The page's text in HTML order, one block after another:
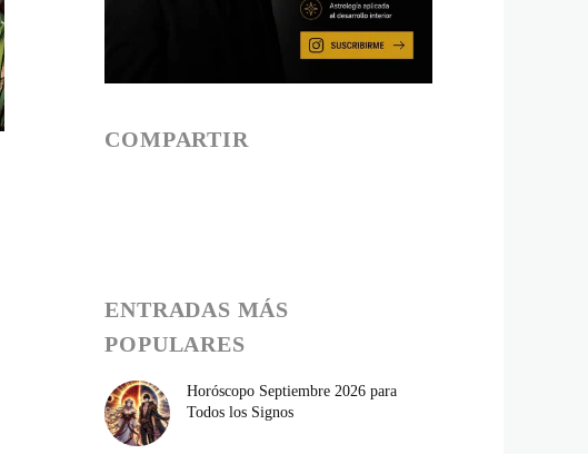
COMPARTIR
ENTRADAS MÁS
POPULARES
Horóscopo Septiembre 2026 para
Todos los Signos